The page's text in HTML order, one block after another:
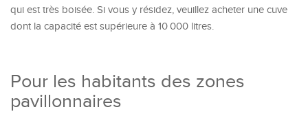
qui est très boisée. Si vous y résidez, veuillez acheter une cuve
dont la capacité est supérieure à 10 000 litres.
Pour les habitants des zones
pavillonnaires